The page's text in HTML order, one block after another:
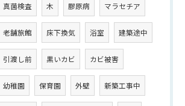
真菌検査 木 膠原病 マラセチア
老舗旅館 床下換気 浴室 建築途中
引渡し前 黒いカビ カビ被害
幼稚園 保育園 外壁 新築工事中